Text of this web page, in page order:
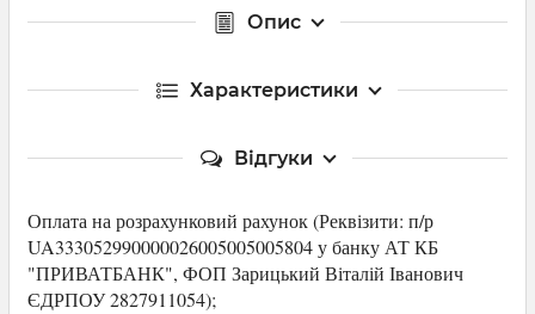
Опис
Характеристики
Відгуки
Оплата на розрахунковий рахунок (Реквізити: п/р
UA333052990000026005005005804 у банку АТ КБ
"ПРИВАТБАНК", ФОП Зарицький Віталій Іванович
ЄДРПОУ 2827911054);